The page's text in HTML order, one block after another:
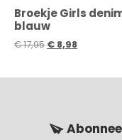
Broekje Girls
blauw
€17,95 € 8,98